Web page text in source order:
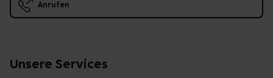
Anrufen
Unsere Services